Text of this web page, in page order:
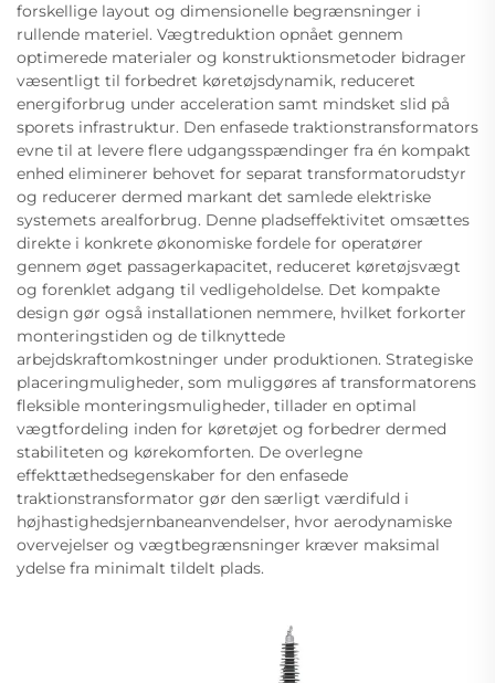
forskellige layout og dimensionelle begrænsninger i
rullende materiel. Vægtreduktion opnået gennem
optimerede materialer og konstruktionsmetoder bidrager
væsentligt til forbedret køretøjsdynamik, reduceret
energiforbrug under acceleration samt mindsket slid på
sporets infrastruktur. Den enfasede traktionstransformators
evne til at levere flere udgangsspændinger fra én kompakt
enhed eliminerer behovet for separat transformatorudstyr
og reducerer dermed markant det samlede elektriske
systemets arealforbrug. Denne pladseffektivitet omsættes
direkte i konkrete økonomiske fordele for operatører
gennem øget passagerkapacitet, reduceret køretøjsvægt
og forenklet adgang til vedligeholdelse. Det kompakte
design gør også installationen nemmere, hvilket forkorter
monteringstiden og de tilknyttede
arbejdskraftomkostninger under produktionen. Strategiske
placeringmuligheder, som muliggøres af transformatorens
fleksible monteringsmuligheder, tillader en optimal
vægtfordeling inden for køretøjet og forbedrer dermed
stabiliteten og kørekomforten. De overlegne
effekttæthedsegenskaber for den enfasede
traktionstransformator gør den særligt værdifuld i
højhastighedsjernbaneanvendelser, hvor aerodynamiske
overvejelser og vægtbegrænsninger kræver maksimal
ydelse fra minimalt tildelt plads.